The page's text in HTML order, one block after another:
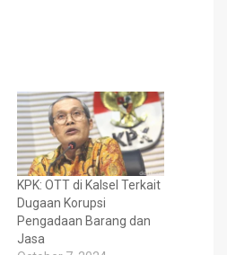
KPK: OTT di Kalsel Terkait
Dugaan Korupsi
Pengadaan Barang dan
Jasa